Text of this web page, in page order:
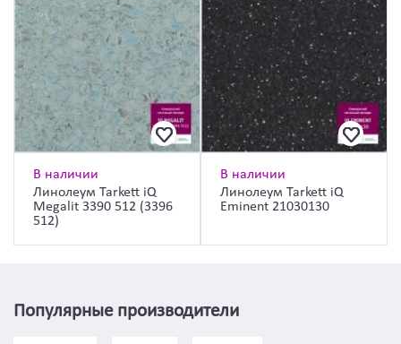
В наличии
Линолеум Tarkett iQ
Megalit 3390 512 (3396
512)
В наличии
Линолеум Tarkett iQ
Eminent 21030130
Популярные производители